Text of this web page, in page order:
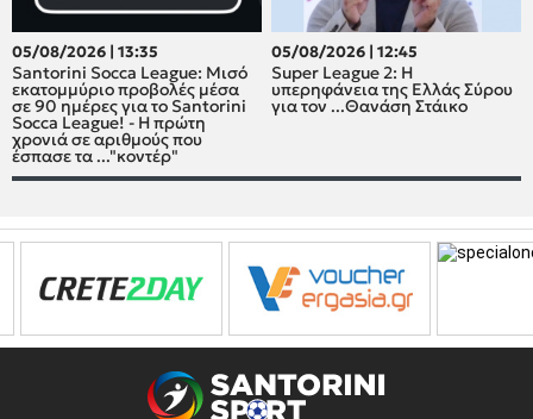
05/08/2026 | 13:35
Santorini Socca League: Μισό
εκατομμύριο προβολές μέσα
σε 90 ημέρες για το Santorini
Socca League! - Η πρώτη
χρονιά σε αριθμούς που
έσπασε τα ..."κοντέρ"
05/08/2026 | 12:45
Super League 2: H
υπερηφάνεια της Ελλάς Σύρου
για τον ...Θανάση Στάικο